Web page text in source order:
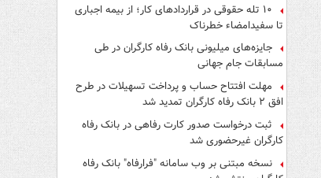
۱۰ تله حقوقی در قراردادهای کار؛ از بیمه اجباری
تا سفیدامضاء خطرناک
جایزه‌های میلیونی بانک رفاه کارگران در طی
مسابقات جام جهانی
مهلت افتتاح حساب و پرداخت تسهیلات در طرح
افق ۲ بانک رفاه کارگران تمدید شد
ثبت درخواست صدور کارت رفاهی در بانک رفاه
کارگران غیرحضوری شد
نسخه مبتنی بر وب سامانه "فرارفاه" بانک رفاه